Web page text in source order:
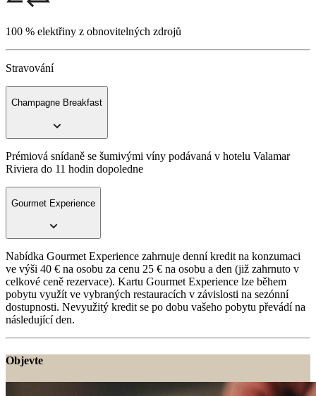
100 % elektřiny z obnovitelných zdrojů
Stravování
Champagne Breakfast
Prémiová snídaně se šumivými víny podávaná v hotelu Valamar
Riviera do 11 hodin dopoledne
Gourmet Experience
Nabídka Gourmet Experience zahrnuje denní kredit na konzumaci
ve výši 40 € na osobu za cenu 25 € na osobu a den (již zahrnuto v
celkové ceně rezervace). Kartu Gourmet Experience lze během
pobytu využít ve vybraných restauracích v závislosti na sezónní
dostupnosti. Nevyužitý kredit se po dobu vašeho pobytu převádí na
následující den.
Objevte